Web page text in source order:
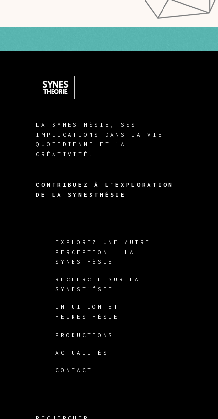
LA SYNESTHÉSIE, SES
IMPLICATIONS DANS LA VIE
QUOTIDIENNE ET LA
CRÉATIVITÉ.
CONTRIBUEZ À L'EXPLORATION
DE LA SYNESTHÉSIE
EXPLOREZ UNE AUTRE
PERCEPTION : LA
SYNESTHÉSIE
RECHERCHE SUR LA
SYNESTHÉSIE
INTUITION ET
HEURESTHÉSIE
PRODUCTIONS
ACTUALITÉS
CONTACT